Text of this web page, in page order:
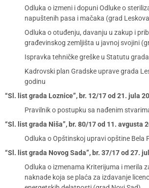
Odluka o izmeni i dopuni Odluke o
napuštenih pasa i mačaka (grad
Odluka o otuđenju, davanju u zakup i
građevinskog zemljišta u javnoj svojini
Ispravka tehničke greške u Statutu
Kadrovski plan Gradske uprave grada
godinu
“Sl. list grada Loznice”, br. 12/17 od 21. jula
Pravilnik o postupku sa nađenim
“Sl. list grada Niša”, br. 80/17 od 11. avgusta
Odluka o Opštinskoj upravi opštine Bela
“Sl. list grada Novog Sada”, br. 37/17 od 27.
Odluka o izmenama Kriterijuma i merila
naknade koja se plaća za izdavanje